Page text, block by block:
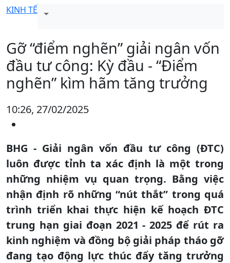
KINH TẾ
Gỡ “điểm nghẽn” giải ngân vốn
đầu tư công: Kỳ đầu - “Điểm
nghẽn” kìm hãm tăng trưởng
10:26, 27/02/2025
BHG - Giải ngân vốn đầu tư công (ĐTC)
luôn được tỉnh ta xác định là một trong
những nhiệm vụ quan trọng. Bằng việc
nhận định rõ những “nút thắt” trong quá
trình triển khai thực hiện kế hoạch ĐTC
trung hạn giai đoạn 2021 - 2025 để rút ra
kinh nghiệm và đồng bộ giải pháp tháo gỡ
đang tạo động lực thúc đẩy tăng trưởng